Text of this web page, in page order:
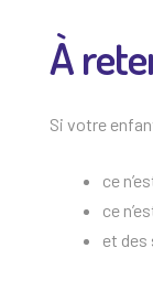
À
Si votre
ce
ce
et